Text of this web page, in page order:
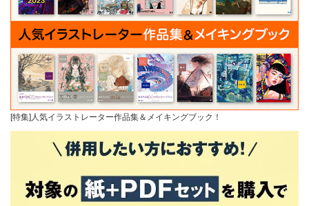
[特集]人気イラストレーター作品集＆メイキングブック！